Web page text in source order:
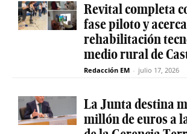
Revital completa
fase piloto y
rehabilitación
medio rural de
Redacción EM - julio 17, 2026
La Junta destina
millón de euros a